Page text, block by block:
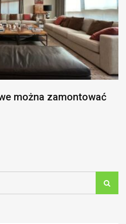
można zamontować
Search